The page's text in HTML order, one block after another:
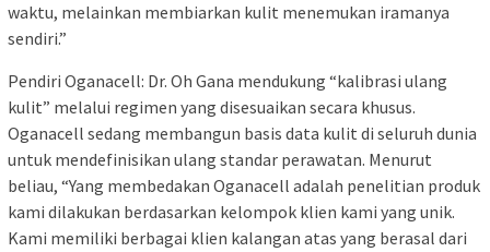
waktu, melainkan membiarkan kulit menemukan iramanya
sendiri.”
Pendiri Oganacell: Dr. Oh Gana mendukung “kalibrasi ulang
kulit” melalui regimen yang disesuaikan secara khusus.
Oganacell sedang membangun basis data kulit di seluruh dunia
untuk mendefinisikan ulang standar perawatan. Menurut
beliau, “Yang membedakan Oganacell adalah penelitian produk
kami dilakukan berdasarkan kelompok klien kami yang unik.
Kami memiliki berbagai klien kalangan atas yang berasal dari